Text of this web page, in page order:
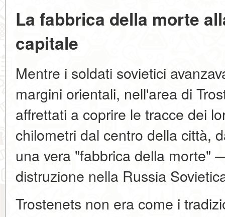
La fabbrica della morte
capitale
Mentre i soldati sovietici
margini orientali, nell'area di
affrettati a coprire le tracce dei
chilometri dal centro della città,
una vera "fabbrica della morte"
distruzione nella Russia
Trostenets non era come i